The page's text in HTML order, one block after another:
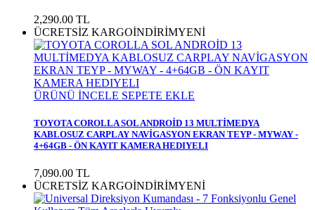
2,290.00 TL
ÜCRETSİZ KARGOİNDİRİMYENİ
ÜRÜNÜ İNCELE SEPETE EKLE
TOYOTA COROLLA SOL ANDROİD 13 MULTİMEDYA
KABLOSUZ CARPLAY NAVİGASYON EKRAN TEYP - MYWAY -
4+64GB - ÖN KAYIT KAMERA HEDIYELI
7,090.00 TL
ÜCRETSİZ KARGOİNDİRİMYENİ